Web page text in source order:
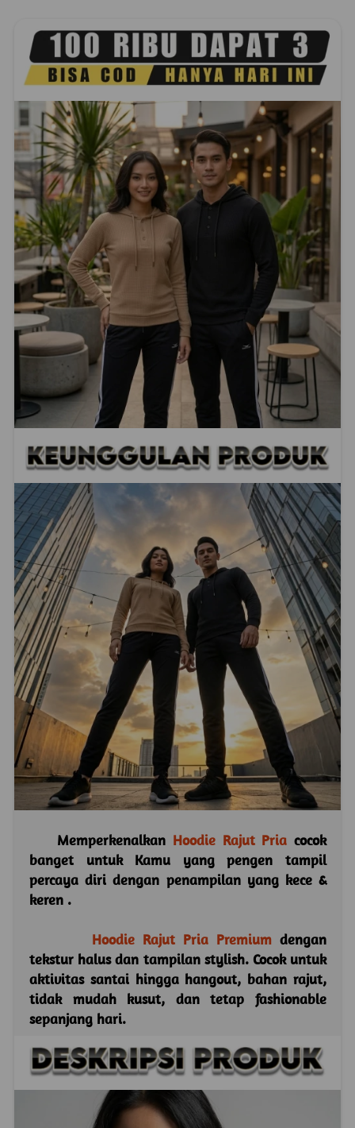
    Memperkenalkan
Hoodie Rajut Pria cocok
banget untuk Kamu yang pengen tampil
percaya diri dengan penampilan yang kece &
keren .
Hoodie Rajut Pria Premium dengan
tekstur halus dan tampilan stylish. Cocok untuk
aktivitas santai hingga hangout, bahan rajut,
tidak mudah kusut, dan tetap fashionable
sepanjang hari.